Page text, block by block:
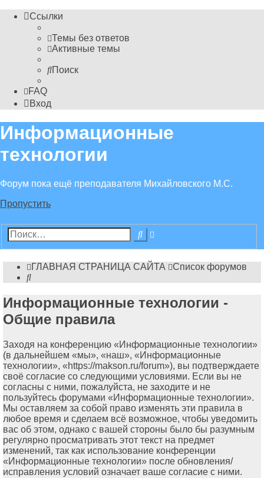
Ссылки
Темы без ответов
Активные темы
Поиск
FAQ
Вход
Информационные
технологии
Форум пока ещё преподавателя Михайловского М.С.
Пропустить
Поиск
ГЛАВНАЯ СТРАНИЦА САЙТА
Список форумов
Поиск
Информационные технологии -
Общие правила
Заходя на конференцию «Информационные технологии»
(в дальнейшем «мы», «наш», «Информационные
технологии», «https://makson.ru/forum»), вы подтверждаете
своё согласие со следующими условиями. Если вы не
согласны с ними, пожалуйста, не заходите и не
пользуйтесь форумами «Информационные технологии».
Мы оставляем за собой право изменять эти правила в
любое время и сделаем всё возможное, чтобы уведомить
вас об этом, однако с вашей стороны было бы разумным
регулярно просматривать этот текст на предмет
изменений, так как использование конференции
«Информационные технологии» после обновления/
исправления условий означает ваше согласие с ними.